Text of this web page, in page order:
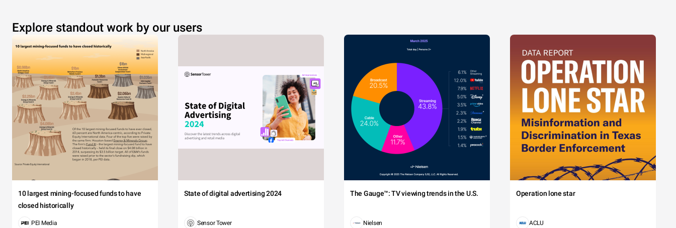
Explore standout work by our users
10 largest mining-focused funds to have
closed historically
PEI Media
State of digital advertising 2024
Sensor Tower
The Gauge™: TV viewing trends in the U.S.
Nielsen
Operation lone star
ACLU